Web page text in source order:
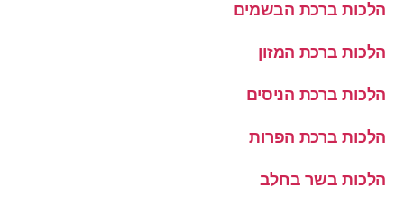
הלכות ברכת הבשמים
הלכות ברכת המזון
הלכות ברכת הניסים
הלכות ברכת הפרות
הלכות בשר בחלב